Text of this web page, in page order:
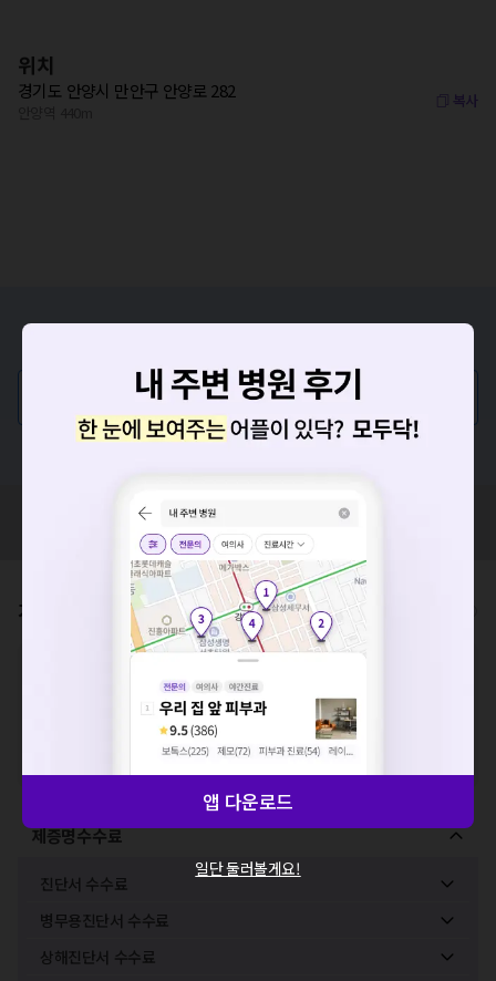
위치
경기도 안양시 만안구 안양로 282 복사
증상/치료, 궁금한 점이 있나요?
💬 무엇이든 물어보세요
혹은, 의료상담 서비스에 다양한 게시글 보러가기
혹시 잘못된 병원정보가 있나요?
모두닥 팀에 알려주세요!
가격표 비급여/급여 진료란?
비급여 항목의 경우,
추가비용 등으로 실제 가격과 상이할 수 있으니, 정확
한 가격은 해당 의료기관에 직접 문의해주세요.
급여 항목의 경우, 건강보험심사평가원에 고지되어 있는 급여 진료 기준 가
격입니다. (진료와 연관된 복합적인 비용이 추가되어, 병원마다 금액이 다르게
산정될 수 있는 점 참고 바랍니다.)
VAT 포함
제증명수수료
진단서 수수료
병무용진단서 수수료
상해진단서 수수료
요청하신 작업을 처리하지 못했습니다.
네트워크 또는 서버의 일시적인 오류로, 잠시 후 다시 시도해주
세요. 지속적으로 문제가 발생할 경우 모두닥 채널톡으로 문의
앱 다운로드
일단 둘러볼게요!